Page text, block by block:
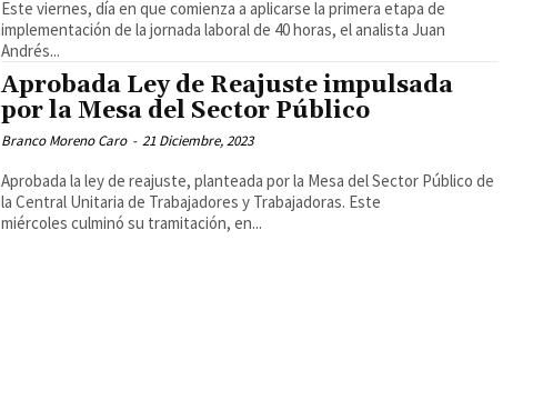
Este viernes, día en que comienza a aplicarse la primera etapa de
implementación de la jornada laboral de 40 horas, el analista Juan
Andrés...
Aprobada Ley de Reajuste impulsada
por la Mesa del Sector Público
Branco Moreno Caro - 21 Diciembre, 2023
Aprobada la ley de reajuste, planteada por la Mesa del Sector Público de
la Central Unitaria de Trabajadores y Trabajadoras. Este
miércoles culminó su tramitación, en...